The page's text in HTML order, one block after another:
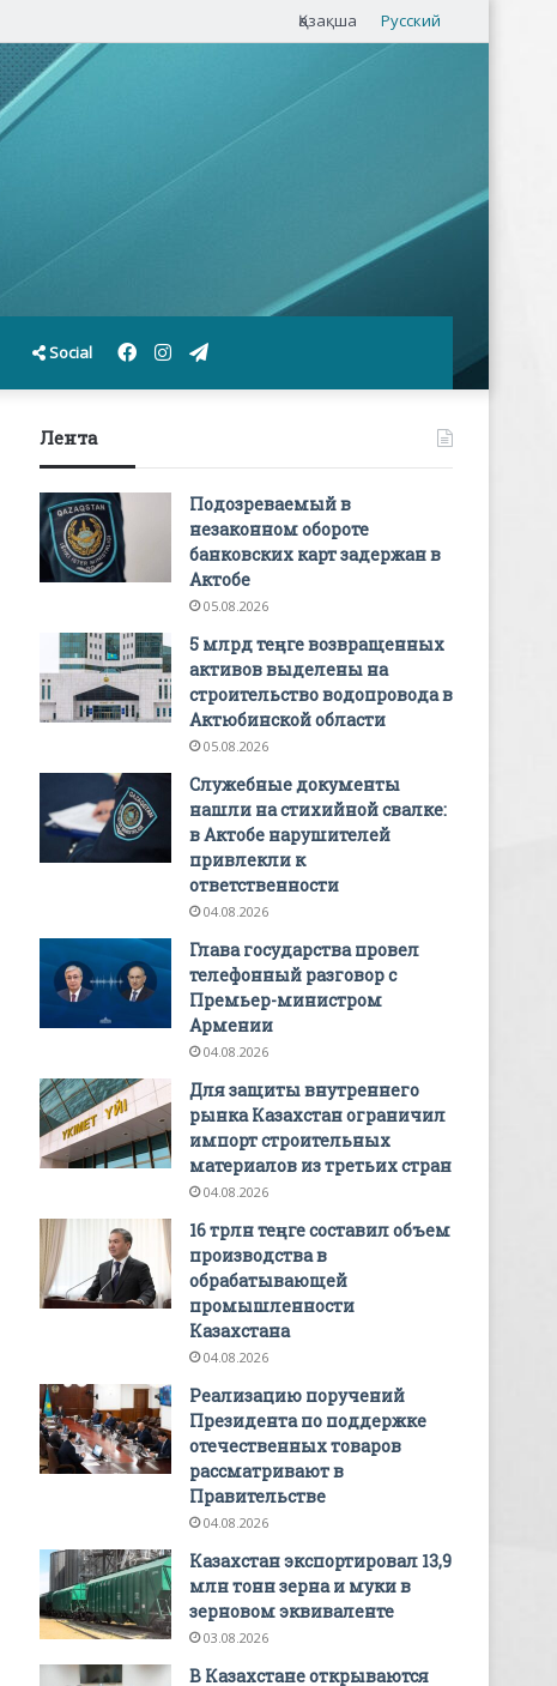
Қазақша Русский
Social Telegram
Instagram
Facebook
Лента
Подозреваемый в
незаконном обороте
банковских карт задержан в
Актобе
05.08.2026
5 млрд теңге возвращенных
активов выделены на
строительство водопровода в
Актюбинской области
05.08.2026
Служебные документы
нашли на стихийной свалке:
в Актобе нарушителей
привлекли к
ответственности
04.08.2026
Глава государства провел
телефонный разговор с
Премьер-министром
Армении
04.08.2026
Для защиты внутреннего
рынка Казахстан ограничил
импорт строительных
материалов из третьих стран
04.08.2026
16 трлн теңге составил объем
производства в
обрабатывающей
промышленности
Казахстана
04.08.2026
Реализацию поручений
Президента по поддержке
отечественных товаров
рассматривают в
Правительстве
04.08.2026
Казахстан экспортировал 13,9
млн тонн зерна и муки в
зерновом эквиваленте
03.08.2026
В Казахстане открываются